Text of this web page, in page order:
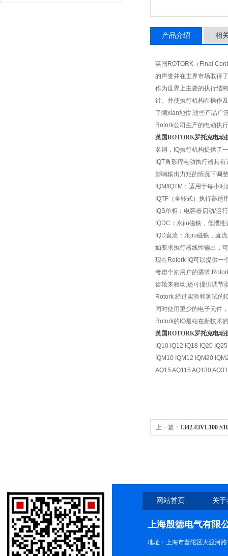
产品介绍 相
英国ROTORK（Final
的声誉并在世界市场取得
作为世界上主要的执行结
计。并使执行机构在操作
了领xian地位,这些产品广
Rotork公司生产的电动执
英国ROTORK罗托克电动
名词，IQ执行机构提供了
IQT角形程电动执行器具
影响输出力矩的情况下调
IQM/IQTM ：适用于每小
IQTF （全转式）执行器适
IQS单相：电容器启动/运
IQDC ：永jiu磁铁，低惯性
IQD直流：永jiu磁铁，直
如要求执行器线性输出，
现在Rotork IQ可以提供一
考虑个别用户的需求
齿轮来驱动,还可提供调节
Rotork 经过实验和测试的
同时使用更少的电子元件
Rotork的IQ是站在新技术
英国ROTORK罗托克电动
IQ10 IQ12 IQ18 IQ20
IQM10 IQM12 IQM20
AQ15 AQ115 AQ130
上一篇： 1342.43VL100
网站首页 关
上海殷德电气有限
地址：上海市普陀区大渡河路